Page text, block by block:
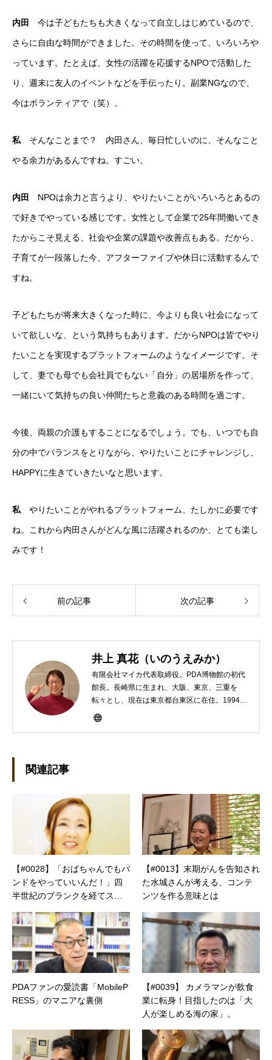
内田 今は子どもたちも大きくなって自立しはじめているので、
さらに自由な時間ができました。その時間を使って、いろいろや
っています。たとえば、女性の活躍を応援するNPOで活動した
り、週末に友人のイベントなどを手伝ったり。副業NGなので、
今はボランティアで（笑）。
私 そんなことまで？ 内田さん、毎日忙しいのに、そんなこと
やる余力があるんですね。すごい。
内田 NPOは余力と言うより、やりたいことがいろいろとあるの
で好きでやっている感じです。女性として企業で25年間働いてき
たからこそ見える、社会や企業の課題や改善点もある。だから、
子育てが一段落した今、アフターファイブや休日に活動するんで
すね。
子どもたちが将来大きくなった時に、今よりも良い社会になって
いて欲しいな、という気持ちもあります。だからNPOは皆でやり
たいことを実現するプラットフォームのようなイメージです。そ
して、妻でも母でも会社員でもない「自分」の居場所を作って、
一緒にいて気持ちの良い仲間たちと意義のある時間を過ごす。
今後、両親の介護もすることになるでしょう。でも、いつでも自
分の中でバランスをとりながら、やりたいことにチャレンジし、
HAPPYに生きていきたいなと思います。
私 やりたいことがやれるプラットフォーム、たしかに必要です
ね。これから内田さんがどんな風に活躍されるのか、とても楽し
みです！
前の記事 次の記事
井上 真花（いのうえみか）
有限会社マイカ代表取締役。PDA博物館の初代
館長。長崎県に生まれ、大阪、東京、三重を
転々とし、現在は東京都台東区に在住。1994年
にHP100LXと出会ったのをきかっけに、フリ
制作。プライベートでは、井上円了哲学塾の第
一期修了生として「哲学カフェ＠神保町」の世
話人、2020年以降は「なごテツ」のオンライン
カフェの世話人を務める。趣味は考えること。
関連記事
【#0028】「おばちゃんでもバ
ンドをやっていいんだ！」四
半世紀のブランクを経てステ
登場
【#0013】末期がんを告知され
た水城さんが考える、コンテ
ンツを作る意味とは
PDAファンの愛読書「MobileP
RESS」のマニアな裏側
【#0039】 カメラマンが飲食
業に転身！目指したのは「大
人が楽しめる海の家」。